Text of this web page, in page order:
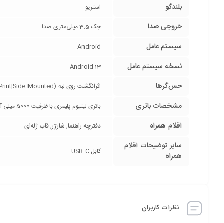
بلندگو
استریو
خروجی صدا جک 3.5 میلی‌متری صدا
سیستم عامل Android
نسخه سیستم عامل Android 13
حس‌گرها اثرانگشت روی لبه (FingerPrint|Side-Mounted), شتاب‌سنج (Accelerometer), قطب‌نما (Compass), مجاورت (Proximity), ژیروسکوپ (Gyro)
مشخصات باتری باتری لیتیوم پلیمری با ظرفیت 5000 میلی آمپر ساعت / پشتیبانی از شارژ سریع 15وات / پشتیبانی از شارژ معکوس
اقلام همراه دفترچه‌ راهنما, شارژر, قاب ژله‌ای
سایر توضیحات اقلام
همراه
کابل USB-C
نظرات کاربران